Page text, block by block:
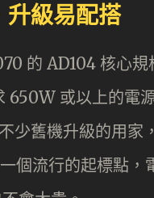
升級易配搭
的 AD104 核心
650W 或以上的電
少舊機升級的用家
個流行的起標點